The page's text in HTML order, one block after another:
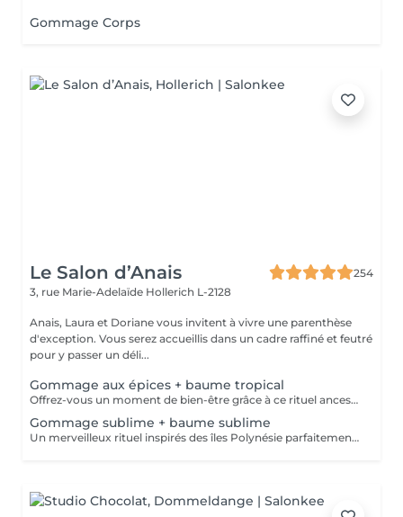
Gommage Corps
Le Salon d’Anais
254
3, rue Marie-Adelaïde Hollerich L-2128
Anais, Laura et Doriane vous invitent à vivre une parenthèse
d'exception. Vous serez accueillis dans un cadre raffiné et feutré
pour y passer un déli...
Gommage aux épices + baume tropical
Offrez-vous un moment de bien-être grâce à ce rituel ancestral inspiré des recettes de beauté et soins de l'île de Java. Laissez-vous transporter par les délicates senteurs de ce soin énergisant à base d'épices et de sels de mer, et retrouvez une douce et satiné.
Gommage sublime + baume sublime
Un merveilleux rituel inspirés des îles Polynésie parfaitement adapté aux peaux même les plus sensibles. Cette préparation traditionnelle de Monoï, à base de fleurs de Tiaré macérées, de sucre, de poudre de noix de coco et de fruits de Noni, régénère la peau et éveille l'esprit.